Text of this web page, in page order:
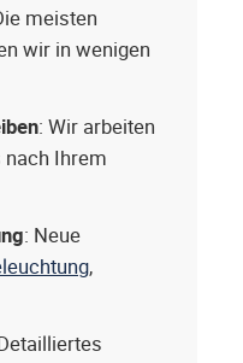
meisten
wir in wenigen
: Wir arbeiten
nach Ihrem
: Neue
,